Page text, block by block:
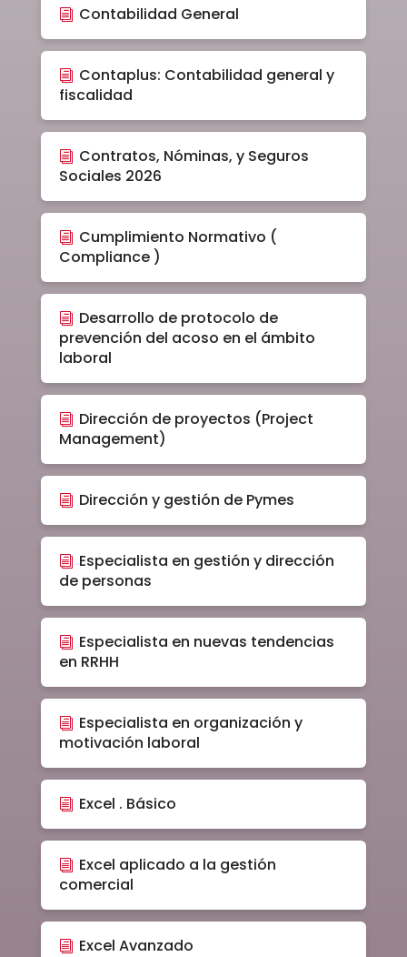
Contabilidad General
Contaplus: Contabilidad general y
fiscalidad
Contratos, Nóminas, y Seguros
Sociales 2026
Cumplimiento Normativo (
Compliance )
Desarrollo de protocolo de
prevención del acoso en el ámbito
laboral
Dirección de proyectos (Project
Management)
Dirección y gestión de Pymes
Especialista en gestión y dirección
de personas
Especialista en nuevas tendencias
en RRHH
Especialista en organización y
motivación laboral
Excel . Básico
Excel aplicado a la gestión
comercial
Excel Avanzado